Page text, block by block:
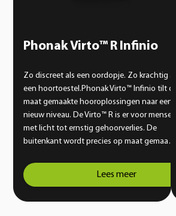
Phonak Virto™ R Infinio
Zo discreet als een oordopje. Zo krachtig als
een hoortoestel.Phonak Virto™ Infinio tilt op
maat gemaakte hooroplossingen naar een
nieuw niveau. De Virto™ R is er voor mensen
met licht tot ernstig gehoorverlies. De
buitenkant wordt precies op maat gemaakt
pasvorm die comfortabel en veilig aanvoelt,
zelfs wanneer je een actieve levensstijl hebt
Lees meer